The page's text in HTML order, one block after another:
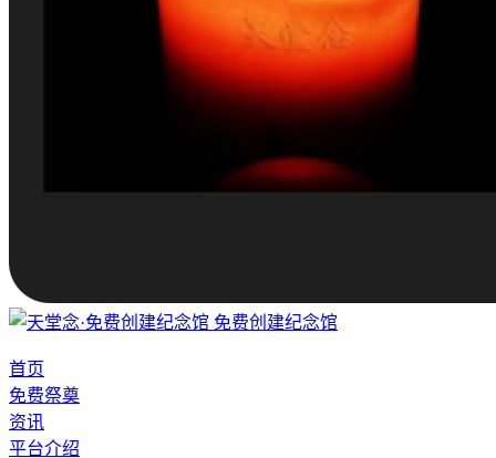
免费创建纪念馆
首页
免费祭奠
资讯
平台介绍